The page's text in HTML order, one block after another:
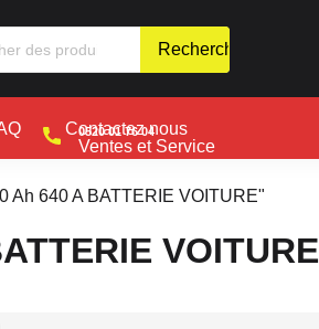
0520 01 76 04
Ventes et Service
Contactez nous
Ah 640 A BATTERIE VOITURE"
VOITURE